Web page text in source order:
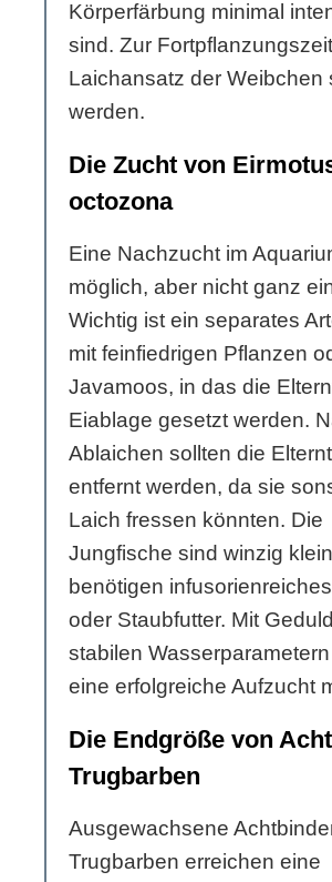
Körperfärbung minimal
sind. Zur
Laichansatz der Weibchen
werden.
Die Zucht von
octozona
Eine Nachzucht im
möglich, aber nicht ganz
Wichtig ist ein separates
mit feinfiedrigen Pflanzen
Javamoos, in das die
Eiablage gesetzt werden.
Ablaichen sollten die
entfernt werden, da sie
Laich fressen könnten. Die
Jungfische sind winzig
benötigen
oder Staubfutter. Mit
stabilen
eine erfolgreiche Aufzucht
Die Endgröße von
Trugbarben
Ausgewachsene
Trugbarben erreichen eine